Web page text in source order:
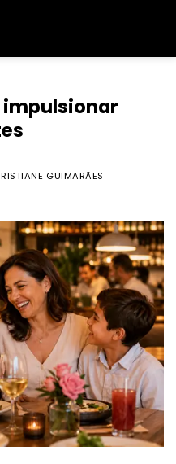
impulsionar
GUIMARÃES